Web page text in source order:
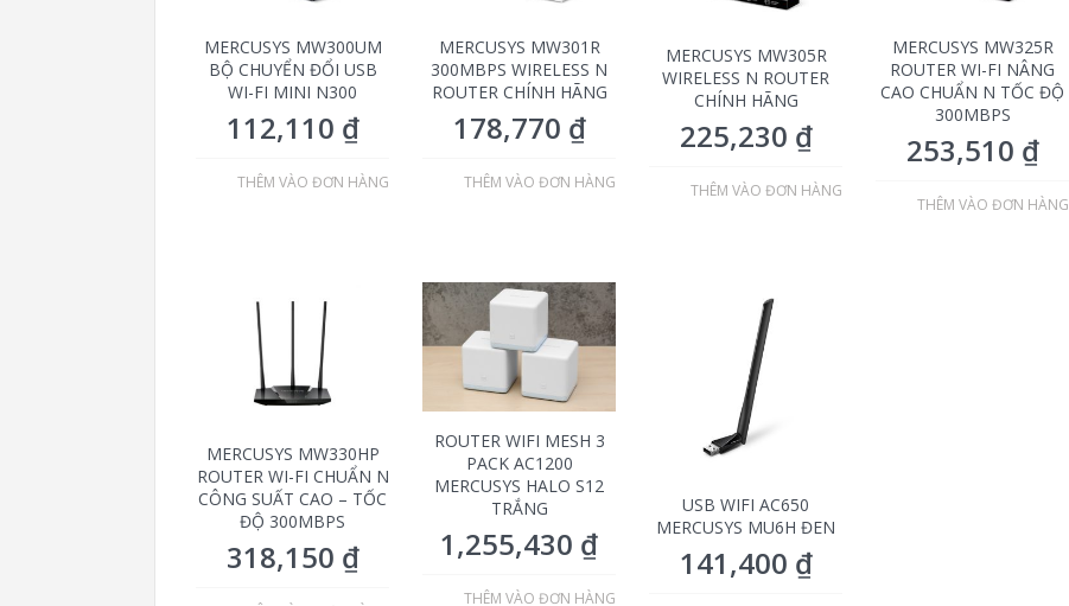
MERCUSYS MW300UM
BỘ CHUYỂN ĐỔI USB
WI-FI MINI N300
112,110 ₫
THÊM VÀO ĐƠN HÀNG
MERCUSYS MW301R
300MBPS WIRELESS N
ROUTER CHÍNH HÃNG
178,770 ₫
THÊM VÀO ĐƠN HÀNG
MERCUSYS MW305R
WIRELESS N ROUTER
CHÍNH HÃNG
225,230 ₫
THÊM VÀO ĐƠN HÀNG
MERCUSYS MW325R
ROUTER WI-FI NÂNG
CAO CHUẨN N TỐC ĐỘ
300MBPS
253,510 ₫
THÊM VÀO ĐƠN HÀNG
MERCUSYS MW330HP
ROUTER WI-FI CHUẨN N
CÔNG SUẤT CAO – TỐC
ĐỘ 300MBPS
318,150 ₫
ROUTER WIFI MESH 3
PACK AC1200
MERCUSYS HALO S12
TRẮNG
1,255,430 ₫
THÊM VÀO ĐƠN HÀNG
USB WIFI AC650
MERCUSYS MU6H ĐEN
141,400 ₫